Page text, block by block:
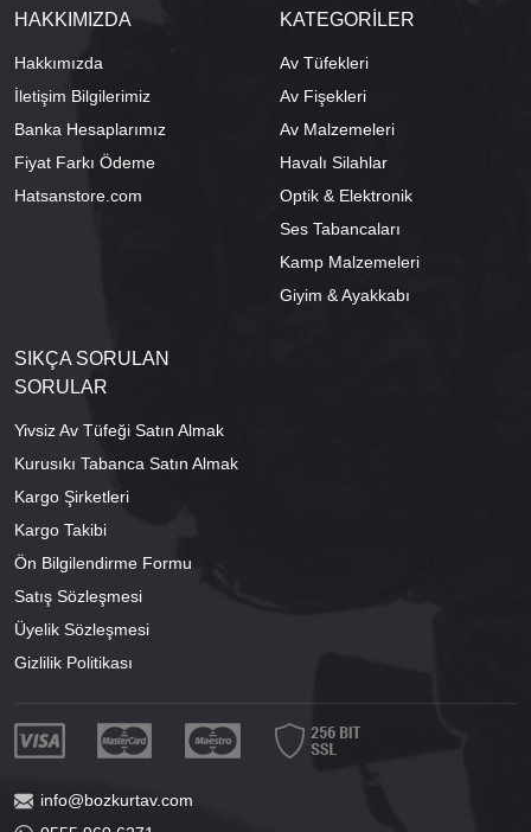
HAKKIMIZDA
Hakkımızda
İletişim Bilgilerimiz
Banka Hesaplarımız
Fiyat Farkı Ödeme
Hatsanstore.com
KATEGORİLER
Av Tüfekleri
Av Fişekleri
Av Malzemeleri
Havalı Silahlar
Optik & Elektronik
Ses Tabancaları
Kamp Malzemeleri
Giyim & Ayakkabı
SIKÇA SORULAN
SORULAR
Yivsiz Av Tüfeği Satın Almak
Kurusıkı Tabanca Satın Almak
Kargo Şirketleri
Kargo Takibi
Ön Bilgilendirme Formu
Satış Sözleşmesi
Üyelik Sözleşmesi
Gizlilik Politikası
info@bozkurtav.com